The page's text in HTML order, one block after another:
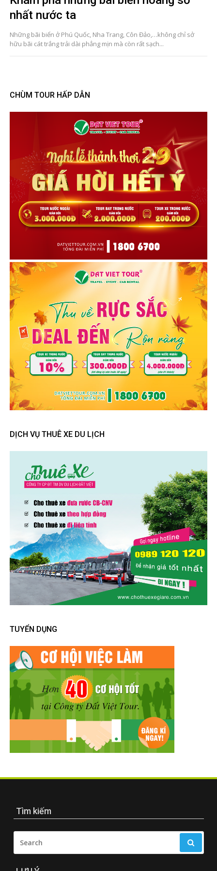
nhất nước ta
Những bãi biển ở Phú Quốc, Nha Trang, Côn Đảo,…không chỉ sở
hữu bãi cát trắng trải dài phẳng mịn mà còn rất sạch...
CHÙM TOUR HẤP DẪN
DỊCH VỤ THUÊ XE DU LỊCH
TUYỂN DỤNG
Tìm kiếm
FOR: